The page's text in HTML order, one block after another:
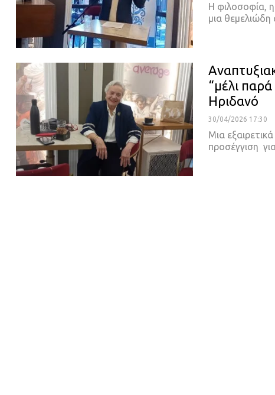
Η φιλοσοφία, η
μια
“μέλι
Ηριδανό
30/04/2026 17:30
Μια
προσέγγιση